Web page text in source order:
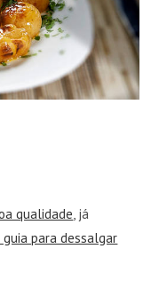
qualidade , já
guia para dessalgar